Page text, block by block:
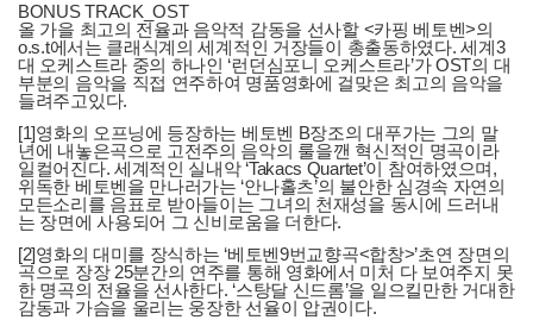
BONUS TRACK_OST
올 가을 최고의 전율과 음악적 감동을 선사할 <카핑 베토벤>의
o.s.t에서는 클래식계의 세계적인 거장들이 총출동하였다. 세계3
대 오케스트라 중의 하나인 ‘런던심포니 오케스트라’가 OST의 대
부분의 음악을 직접 연주하여 명품영화에 걸맞은 최고의 음악을
들려주고있다.
[1]영화의 오프닝에 등장하는 베토벤 B장조의 대푸가는 그의 말
년에 내놓은곡으로 고전주의 음악의 룰을깬 혁신적인 명곡이라
일컬어진다. 세계적인 실내악 ‘Takacs Quartet’이 참여하였으며,
위독한 베토벤을 만나러가는 ‘안나홀츠’의 불안한 심경속 자연의
모든소리를 음표로 받아들이는 그녀의 천재성을 동시에 드러내
는 장면에 사용되어 그 신비로움을 더한다.
[2]영화의 대미를 장식하는 ‘베토벤9번교향곡<합창>’초연 장면의
곡으로 장장 25분간의 연주를 통해 영화에서 미처 다 보여주지 못
한 명곡의 전율을 선사한다. ‘스탕달 신드롬’을 일으킬만한 거대한
감동과 가슴을 울리는 웅장한 선율이 압권이다.